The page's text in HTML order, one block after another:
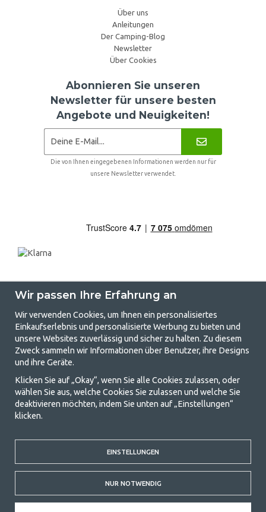
Über uns
Anleitungen
Der Camping-Blog
Newsletter
Über Cookies
Abonnieren Sie unseren
Newsletter für unsere besten
Angebote und Neuigkeiten!
Die von Ihnen eingegebenen Informationen werden nur für
unsere Newsletter verwendet.
GetCamping.de - Ihr Geschäft für
Camping und Outdoor-Leben
Camping kann entweder ein Lebensstil sein oder eine Möglichkeit, die
Familie für ein gemeinsames Abenteuer zusammenzubringen. Egal, zu
welcher Kategorie Sie gehören, bei uns finden Sie alles, was Sie an
Campingzubehör benötigen. Wir finden, dass Camping für alle
Familienzelte, Wohnwagenvorzelte und alle anderen Ausrüstungen für
Camping und Outdoor-Aktivitäten. Unser Ziel ist es, in jeder Preisklasse
die beste Campingausrüstung in Bezug auf Qualität und Funktionalität
anzubieten. Kontaktieren Sie uns gerne, wenn Ihnen etwas fehlt oder
Sie mehr erfahren möchten.
© 2020 GetCamping. Alle Rechte vorbehalten.
Wir passen Ihre Erfahrung an
Wir verwenden Cookies, um Ihnen ein personalisiertes
Einkaufserlebnis und personalisierte Werbung zu bieten und
unsere Websites zuverlässig und sicher zu halten. Zu diesem
Zweck sammeln wir Informationen über Benutzer, ihre Designs
und ihre Geräte.
Klicken Sie auf „Okay“, wenn Sie alle Cookies zulassen, oder
wählen Sie aus, welche Cookies Sie zulassen und welche Sie
deaktivieren möchten, indem Sie unten auf „Einstellungen“
klicken.
EINSTELLUNGEN
NUR NOTWENDIG